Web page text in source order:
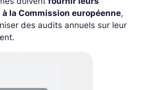
la Commission européenne,
des audits annuels sur leur